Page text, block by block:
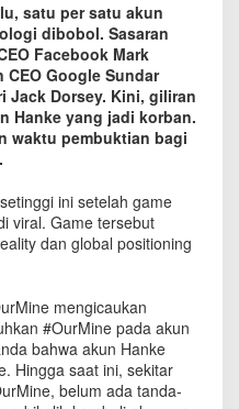
satu per satu akun
dibobol. Sasaran
Facebook Mark
Google Sundar
Jack Dorsey. Kini, giliran
Hanke yang jadi korban.
waktu pembuktian bagi
ini setelah game
viral. Game tersebut
dan global positioning
mengicaukan
#OurMine pada akun
bahwa akun Hanke
Hingga saat ini, sekitar
belum ada tanda-